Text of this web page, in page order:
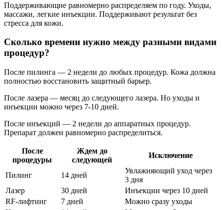
Поддерживающие равномерно распределяем по году. Уходы,
массажи, легкие инъекции. Поддерживают результат без
стресса для кожи.
Сколько времени нужно между разными видами
процедур?
После пилинга — 2 недели до любых процедур. Кожа должна
полностью восстановить защитный барьер.
После лазера — месяц до следующего лазера. Но уходы и
инъекции можно через 7-10 дней.
После инъекций — 2 недели до аппаратных процедур.
Препарат должен равномерно распределиться.
После
процедуры
Ждем до
следующей
Исключение
Пилинг 14 дней
Увлажняющий уход через
3 дня
Лазер
30 дней
Инъекции через 10 дней
RF-лифтинг
7 дней
Можно сразу уходы